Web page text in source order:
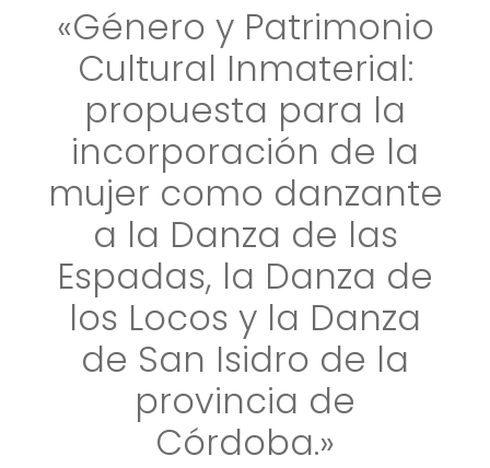
«Género y Patrimonio
Cultural Inmaterial:
propuesta para la
incorporación de la
mujer como danzante
a la Danza de las
Espadas, la Danza de
los Locos y la Danza
de San Isidro de la
provincia de
Córdoba.»